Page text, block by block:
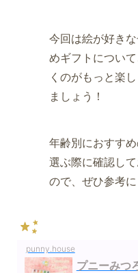
今回は絵が好き
めギフトについ
くのがもっと楽
ましょう！
年齢別におすす
選ぶ際に確認し
ので、ぜひ参考に
punny.house
プニーみつ